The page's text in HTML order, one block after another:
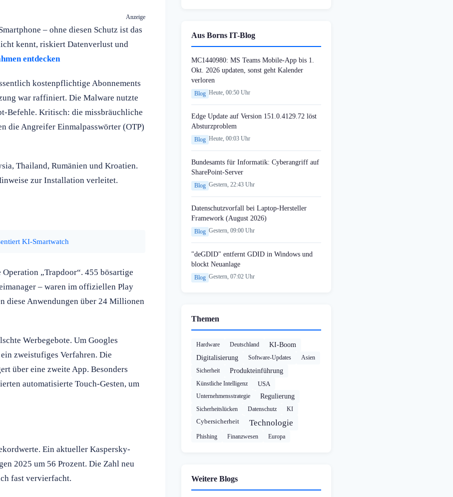
Anzeige
– ohne diesen Schutz ist das
kennt, riskiert Datenverlust und
entdecken
kostenpflichtige Abonnements
war raffiniert. Die Malware nutzte
Befehle. Kritisch: die missbräuchliche
die Angreifer Einmalpasswörter (OTP)
Thailand, Rumänien und Kroatien.
zur Installation verleitet.
KI-Smartwatch
„Trapdoor“. 455 bösartige
– waren im offiziellen Play
diese Anwendungen über 24 Millionen
Werbegebote. Um Googles
zweistufiges Verfahren. Die
über eine zweite App. Besonders
automatisierte Touch-Gesten, um
Ein aktueller Kaspersky-
2025 um 56 Prozent. Die Zahl neu
fast vervierfacht.
Aus Borns IT-Blog
MC1440980: MS Teams Mobile-App bis 1.
Okt. 2026 updaten, sonst geht Kalender
verloren
Blog Heute, 00:50 Uhr
Edge Update auf Version 151.0.4129.72 löst
Absturzproblem
Blog Heute, 00:03 Uhr
Bundesamts für Informatik: Cyberangriff auf
SharePoint-Server
Blog Gestern, 22:43 Uhr
Datenschutzvorfall bei Laptop-Hersteller
Framework (August 2026)
Blog Gestern, 09:00 Uhr
"deGDID" entfernt GDID in Windows und
blockt Neuanlage
Blog Gestern, 07:02 Uhr
Themen
Hardware Deutschland
KI-Boom
Digitalisierung
Software-Updates
Asien
Sicherheit
Produkteinführung
Künstliche Intelligenz USA
Unternehmensstrategie Regulierung
Sicherheitslücken Datenschutz KI
Cybersicherheit Technologie
Phishing Finanzwesen Europa
Weitere Blogs